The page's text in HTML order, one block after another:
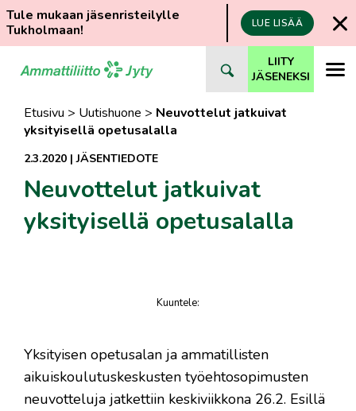
Tule mukaan jäsenristeilylle
Tukholmaan!
LUE LISÄÄ
suoraan
LIITY
JÄSENEKSI
Etusivu > Uutishuone > Neuvottelut jatkuivat
yksityisellä opetusalalla
2.3.2020 |JÄSENTIEDOTE
Neuvottelut jatkuivat
yksityisellä opetusalalla
Kuuntele:
Yksityisen opetusalan ja ammatillisten
aikuiskoulutuskeskusten työehtosopimusten
neuvotteluja jatkettiin keskiviikkona 26.2. Esillä